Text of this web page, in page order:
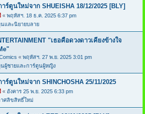
ร์ตูนใหม่จาก SHUEISHA 18/12/2025 [BLY]
« พฤหัสฯ. 18 ธ.ค. 2025 6:37 pm
นและนิยายบลาย
"เธอคือดวงดาวเคียงข้างใจ
« พฤหัสฯ. 27 พ.ย. 2025 3:01 pm
นผู้ชายและการ์ตูนผู้หญิง
ร์ตูนใหม่จาก SHINCHOSHA 25/11/2025
« อังคาร 25 พ.ย. 2025 6:33 pm
ศลิขสิทธิ์ใหม่